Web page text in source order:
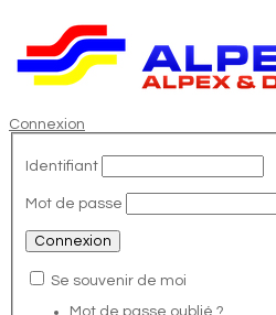
Connexion
Identifiant
Mot de passe
Se souvenir de moi
Mot de passe oublié ?